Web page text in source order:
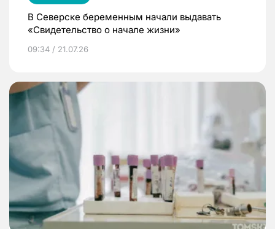
В Северске беременным начали выдавать
«Свидетельство о начале жизни»
09:34 / 21.07.26